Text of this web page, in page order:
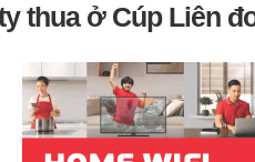
thua ở Cúp Liên